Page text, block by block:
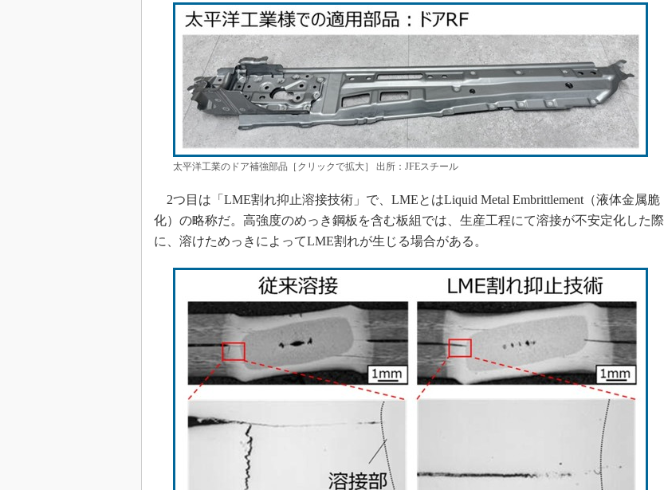
太平洋工業のドア補強部品［クリックで拡大］ 出所：JFEスチール
2つ目は「LME割れ抑止溶接技術」で、LMEとはLiquid Metal Embrittlement（液体金属脆
化）の略称だ。高強度のめっき鋼板を含む板組では、生産工程にて溶接が不安定化した際
に、溶けためっきによってLME割れが生じる場合がある。